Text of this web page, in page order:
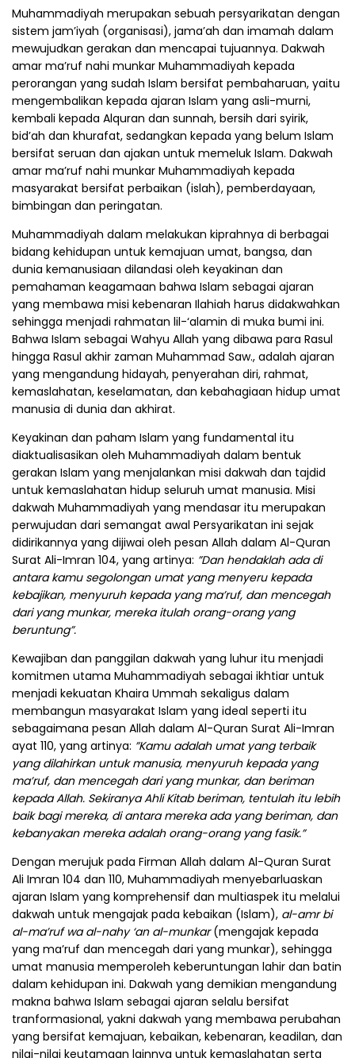
Muhammadiyah merupakan sebuah persyarikatan dengan
sistem jam’iyah (organisasi), jama’ah dan imamah dalam
mewujudkan gerakan dan mencapai tujuannya. Dakwah
amar ma’ruf nahi munkar Muhammadiyah kepada
perorangan yang sudah Islam bersifat pembaharuan, yaitu
mengembalikan kepada ajaran Islam yang asli-murni,
kembali kepada Alquran dan sunnah, bersih dari syirik,
bid’ah dan khurafat, sedangkan kepada yang belum Islam
bersifat seruan dan ajakan untuk memeluk Islam. Dakwah
amar ma’ruf nahi munkar Muhammadiyah kepada
masyarakat bersifat perbaikan (islah), pemberdayaan,
bimbingan dan peringatan.
Muhammadiyah dalam melakukan kiprahnya di berbagai
bidang kehidupan untuk kemajuan umat, bangsa, dan
dunia kemanusiaan dilandasi oleh keyakinan dan
pemahaman keagamaan bahwa Islam sebagai ajaran
yang membawa misi kebenaran Ilahiah harus didakwahkan
sehingga menjadi rahmatan lil-‘alamin di muka bumi ini.
Bahwa Islam sebagai Wahyu Allah yang dibawa para Rasul
hingga Rasul akhir zaman Muhammad Saw., adalah ajaran
yang mengandung hidayah, penyerahan diri, rahmat,
kemaslahatan, keselamatan, dan kebahagiaan hidup umat
manusia di dunia dan akhirat.
Keyakinan dan paham Islam yang fundamental itu
diaktualisasikan oleh Muhammadiyah dalam bentuk
gerakan Islam yang menjalankan misi dakwah dan tajdid
untuk kemaslahatan hidup seluruh umat manusia. Misi
dakwah Muhammadiyah yang mendasar itu merupakan
perwujudan dari semangat awal Persyarikatan ini sejak
didirikannya yang dijiwai oleh pesan Allah dalam Al-Quran
Surat Ali-Imran 104, yang artinya: ”Dan hendaklah ada di
antara kamu segolongan umat yang menyeru kepada
kebajikan, menyuruh kepada yang ma’ruf, dan mencegah
dari yang munkar, mereka itulah orang-orang yang
beruntung”.
Kewajiban dan panggilan dakwah yang luhur itu menjadi
komitmen utama Muhammadiyah sebagai ikhtiar untuk
menjadi kekuatan Khaira Ummah sekaligus dalam
membangun masyarakat Islam yang ideal seperti itu
sebagaimana pesan Allah dalam Al-Quran Surat Ali-Imran
ayat 110, yang artinya: ”Kamu adalah umat yang terbaik
yang dilahirkan untuk manusia, menyuruh kepada yang
ma’ruf, dan mencegah dari yang munkar, dan beriman
kepada Allah. Sekiranya Ahli Kitab beriman, tentulah itu lebih
baik bagi mereka, di antara mereka ada yang beriman, dan
kebanyakan mereka adalah orang-orang yang fasik.”
Dengan merujuk pada Firman Allah dalam Al-Quran Surat
Ali Imran 104 dan 110, Muhammadiyah menyebarluaskan
ajaran Islam yang komprehensif dan multiaspek itu melalui
dakwah untuk mengajak pada kebaikan (Islam), al-amr bi
al-ma’ruf wa al-nahy ‘an al-munkar(mengajak kepada
yang ma’ruf dan mencegah dari yang munkar), sehingga
umat manusia memperoleh keberuntungan lahir dan batin
dalam kehidupan ini. Dakwah yang demikian mengandung
makna bahwa Islam sebagai ajaran selalu bersifat
tranformasional, yakni dakwah yang membawa perubahan
yang bersifat kemajuan, kebaikan, kebenaran, keadilan, dan
nilai-nilai keutamaan lainnya untuk kemaslahatan serta